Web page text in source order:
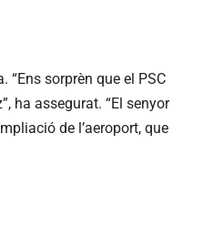
sorprèn que el PSC
ha assegurat. “El senyor
de l’aeroport, que